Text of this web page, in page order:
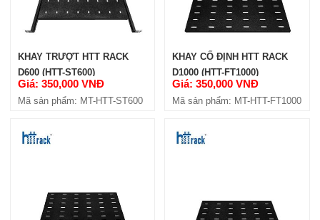
D1000 (HTTP-FT1000)
KHAY TRƯỢT HTT RACK
D600 (HTT-ST600)
Giá: 350,000 VNĐ
Mã sản phẩm: MT-HTT-ST600
KHAY CỐ ĐỊNH HTT RACK
D1000 (HTT-FT1000)
Giá: 350,000 VNĐ
Mã sản phẩm: MT-HTT-FT1000